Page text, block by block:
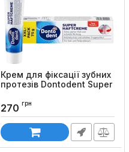
Крем для фіксації зубних
протезів Dontodent Super
сильний), 75 г
Код товару: 1394
270 грн